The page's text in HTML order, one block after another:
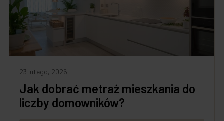
23 lutego, 2026
Jak dobrać metraż mieszkania do
liczby domowników?